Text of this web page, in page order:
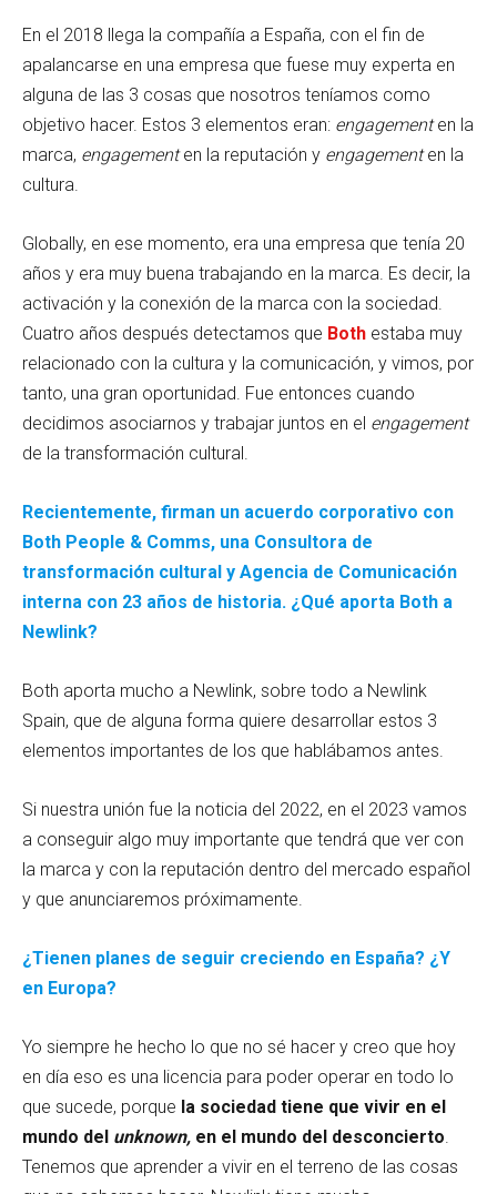
En el 2018 llega la compañía a España, con el fin de
apalancarse en una empresa que fuese muy experta en
alguna de las 3 cosas que nosotros teníamos como
objetivo hacer. Estos 3 elementos eran: engagementen la
marca, engagementen la reputación y engagementen la
cultura.
Globally, en ese momento, era una empresa que tenía 20
años y era muy buena trabajando en la marca. Es decir, la
activación y la conexión de la marca con la sociedad.
Cuatro años después detectamos que Both estaba muy
relacionado con la cultura y la comunicación, y vimos, por
tanto, una gran oportunidad. Fue entonces cuando
decidimos asociarnos y trabajar juntos en el engagement
de la transformación cultural.
Recientemente, firman un acuerdo corporativo con
Both People & Comms, una Consultora de
transformación cultural y Agencia de Comunicación
interna con 23 años de historia. ¿Qué aporta Both a
Newlink?
Both aporta mucho a Newlink, sobre todo a Newlink
Spain, que de alguna forma quiere desarrollar estos 3
elementos importantes de los que hablábamos antes.
Si nuestra unión fue la noticia del 2022, en el 2023 vamos
a conseguir algo muy importante que tendrá que ver con
la marca y con la reputación dentro del mercado español
y que anunciaremos próximamente.
¿Tienen planes de seguir creciendo en España? ¿Y
en Europa?
Yo siempre he hecho lo que no sé hacer y creo que hoy
en día eso es una licencia para poder operar en todo lo
que sucede, porque la sociedad tiene que vivir en el
mundo del unknown, en el mundo del desconcierto
Tenemos que aprender a vivir en el terreno de las cosas